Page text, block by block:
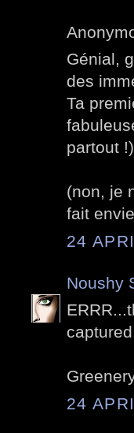
Génial,
des
Ta
partout
(non, je
fait
24
Noushy
24